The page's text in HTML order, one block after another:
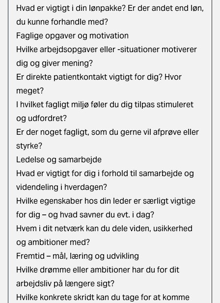
Hvad er vigtigt i din lønpakke? Er der andet end løn,
du kunne forhandle med?
Faglige opgaver og motivation
Hvilke arbejdsopgaver eller -situationer motiverer
dig og giver mening?
Er direkte patientkontakt vigtigt for dig? Hvor
meget?
I hvilket fagligt miljø føler du dig tilpas stimuleret
og udfordret?
Er der noget fagligt, som du gerne vil afprøve eller
styrke?
Ledelse og samarbejde
Hvad er vigtigt for dig i forhold til samarbejde og
videndeling i hverdagen?
Hvilke egenskaber hos din leder er særligt vigtige
for dig – og hvad savner du evt. i dag?
Hvem i dit netværk kan du dele viden, usikkerhed
og ambitioner med?
Fremtid – mål, læring og udvikling
Hvilke drømme eller ambitioner har du for dit
arbejdsliv på længere sigt?
Hvilke konkrete skridt kan du tage for at komme